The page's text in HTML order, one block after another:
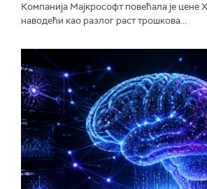
Компанија Мајкрософт повећала је цене
наводећи као разлог раст трошкова...